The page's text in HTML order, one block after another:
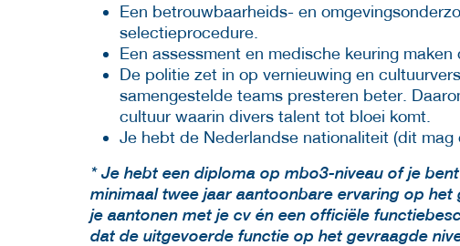
Een betrouwbaarheids- en
selectieprocedure.
Een assessment en medische keuring
De politie zet in op vernieuwing en
samengestelde teams presteren beter.
cultuur waarin divers talent tot bloei komt.
Je hebt de Nederlandse nationaliteit (dit mag
* Je hebt een diploma op mbo3-niveau of je
minimaal twee jaar aantoonbare ervaring op
je aantonen met je cv én een officiële
dat de uitgevoerde functie op het gevraagde